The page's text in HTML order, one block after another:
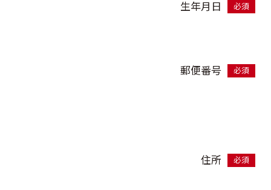
必須
生年月日
必須
郵便番号
必須
住所